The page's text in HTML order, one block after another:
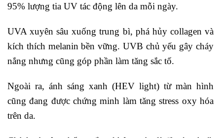
95% lượng tia UV tác động lên da mỗi ngày.
UVA xuyên sâu xuống trung bì, phá hủy collagen và
kích thích melanin bền vững. UVB chủ yếu gây cháy
nắng nhưng cũng góp phần làm tăng sắc tố.
Ngoài ra, ánh sáng xanh (HEV light) từ màn hình
cũng đang được chứng minh làm tăng stress oxy hóa
trên da.